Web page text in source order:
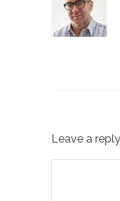
Leave a reply